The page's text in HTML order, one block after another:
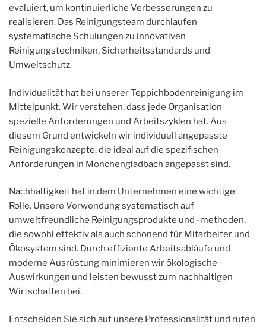
evaluiert, um kontinuierliche Verbesserungen zu
realisieren. Das Reinigungsteam durchlaufen
systematische Schulungen zu innovativen
Reinigungstechniken, Sicherheitsstandards und
Umweltschutz.
Individualität hat bei unserer Teppichbodenreinigung im
Mittelpunkt. Wir verstehen, dass jede Organisation
spezielle Anforderungen und Arbeitszyklen hat. Aus
diesem Grund entwickeln wir individuell angepasste
Reinigungskonzepte, die ideal auf die spezifischen
Anforderungen in Mönchengladbach angepasst sind.
Nachhaltigkeit hat in dem Unternehmen eine wichtige
Rolle. Unsere Verwendung systematisch auf
umweltfreundliche Reinigungsprodukte und -methoden,
die sowohl effektiv als auch schonend für Mitarbeiter und
Ökosystem sind. Durch effiziente Arbeitsabläufe und
moderne Ausrüstung minimieren wir ökologische
Auswirkungen und leisten bewusst zum nachhaltigen
Wirtschaften bei.
Entscheiden Sie sich auf unsere Professionalität und rufen